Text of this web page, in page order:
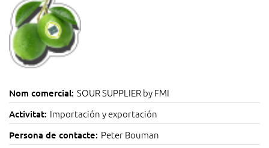
Nom comercial: SOUR SUPPLIER by FMI
Activitat: Importación y exportación
Persona de contacte: Peter Bouman